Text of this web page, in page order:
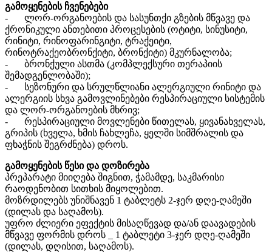
გამოყენების ჩვენებები
-
ლორ-ორგანოების და სასუნთქი გზების მწვავე და
ქრონიკული ანთებითი პროცესების (ოტიტი, სინუსიტი,
რინიტი, რინოფარინგიტი, ტრაქეიტი,
რინოტრაქეობრონქიტი, ბრონქიტი) მკურნალობა;
-
ბრონქული ასთმა (კომპლექსური თერაპიის
შემადგენლობაში);
-
სეზონური და სრულწლიანი ალერგიული რინიტი და
ალერგიის სხვა გამოვლინებები რესპირაციული სისტემის
და ლორ-ორგანოების მხრივ;
-
რესპირაციული მოვლენები წითელას, ყივანახველას,
გრიპის (ხველა, ხმის ჩახლეჩა, ყელში სიმშრალის და
ფხაჭნის შეგრძნება) დროს.
გამოყენების წესი და დოზირება
პრეპარატი მიიღება შიგნით, ჭამამდე, საკმარისი
რაოდენობით სითხის მიყოლებით.
მოზრდილებს უნიშნავენ 1 ტაბლეტს 2-ჯერ დღე-ღამეში
(დილას და საღამოს).
უფრო ძლიერი ეფექტის მისაღწევად და/ან დაავადების
მწვავე ფორმის დროს _ 1 ტაბლეტი 3-ჯერ დღე-ღამეში
(დილას, დღისით, საღამოს).